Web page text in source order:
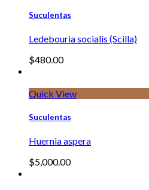
Suculentas
Ledebouria socialis (Scilla)
$480.00
Quick View
Suculentas
Huernia aspera
$5,000.00